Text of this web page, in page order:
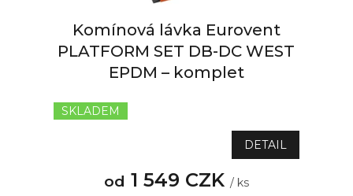
Komínová lávka Eurovent
PLATFORM SET DB-DC WEST
EPDM – komplet
hodnocení
5,0
z
SKLADEM
od 1 549 CZK / ks
DETAIL